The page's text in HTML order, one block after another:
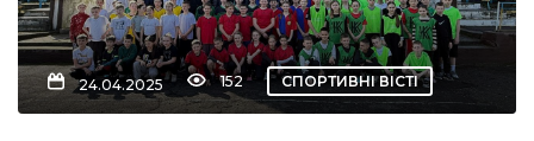
24.04.2025 152 СПОРТИВНІ ВІСТІ